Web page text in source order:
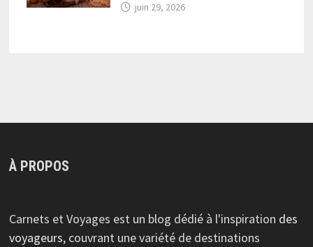
juin 29, 2026
À PROPOS
Carnets et Voyages est un blog dédié à l'inspiration des
voyageurs, couvrant une variété de destinations